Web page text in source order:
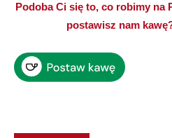
Podoba Ci się to, co robimy na
postawisz nam